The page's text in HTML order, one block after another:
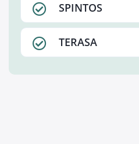
SPINTOS
TERASA